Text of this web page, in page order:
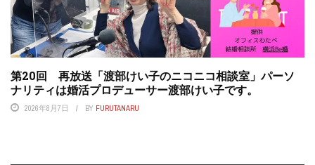
第20回 再放送「渡部けい子のニコニコ相談室」パーソ
ナリティは婚活プロデューサー渡部けい子です。
2026年8月7日 BY FURUTANARU